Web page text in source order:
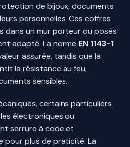
de bijoux, documents
personnelles. Ces coffres
dans un mur porteur ou posés
adapté. La norme EN 1143-1
assurée, tandis que la
la résistance au feu,
sensibles.
certains particuliers
électroniques ou
serrure à code et
pour plus de praticité. La